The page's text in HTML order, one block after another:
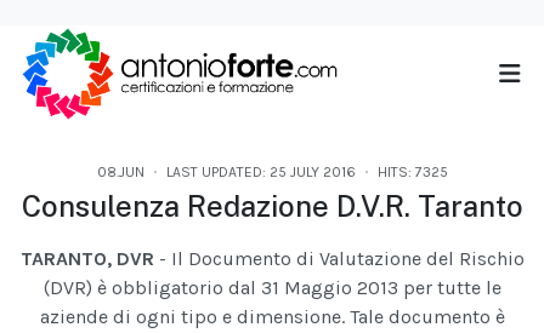
08.JUN LAST UPDATED: 25 JULY 2016 HITS: 7325
Consulenza Redazione D.V.R. Taranto
TARANTO, DVR - Il Documento di Valutazione del Rischio
(DVR) è obbligatorio dal 31 Maggio 2013 per tutte le
aziende di ogni tipo e dimensione. Tale documento è